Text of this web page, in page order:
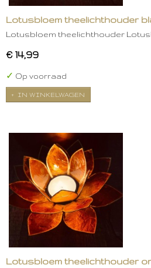
Lotusbloem theelichthouder
Lotusbloem theelichthouder
€ 14,99
✓ Op voorraad
IN WINKELWAGEN
Lotusbloem theelichthouder